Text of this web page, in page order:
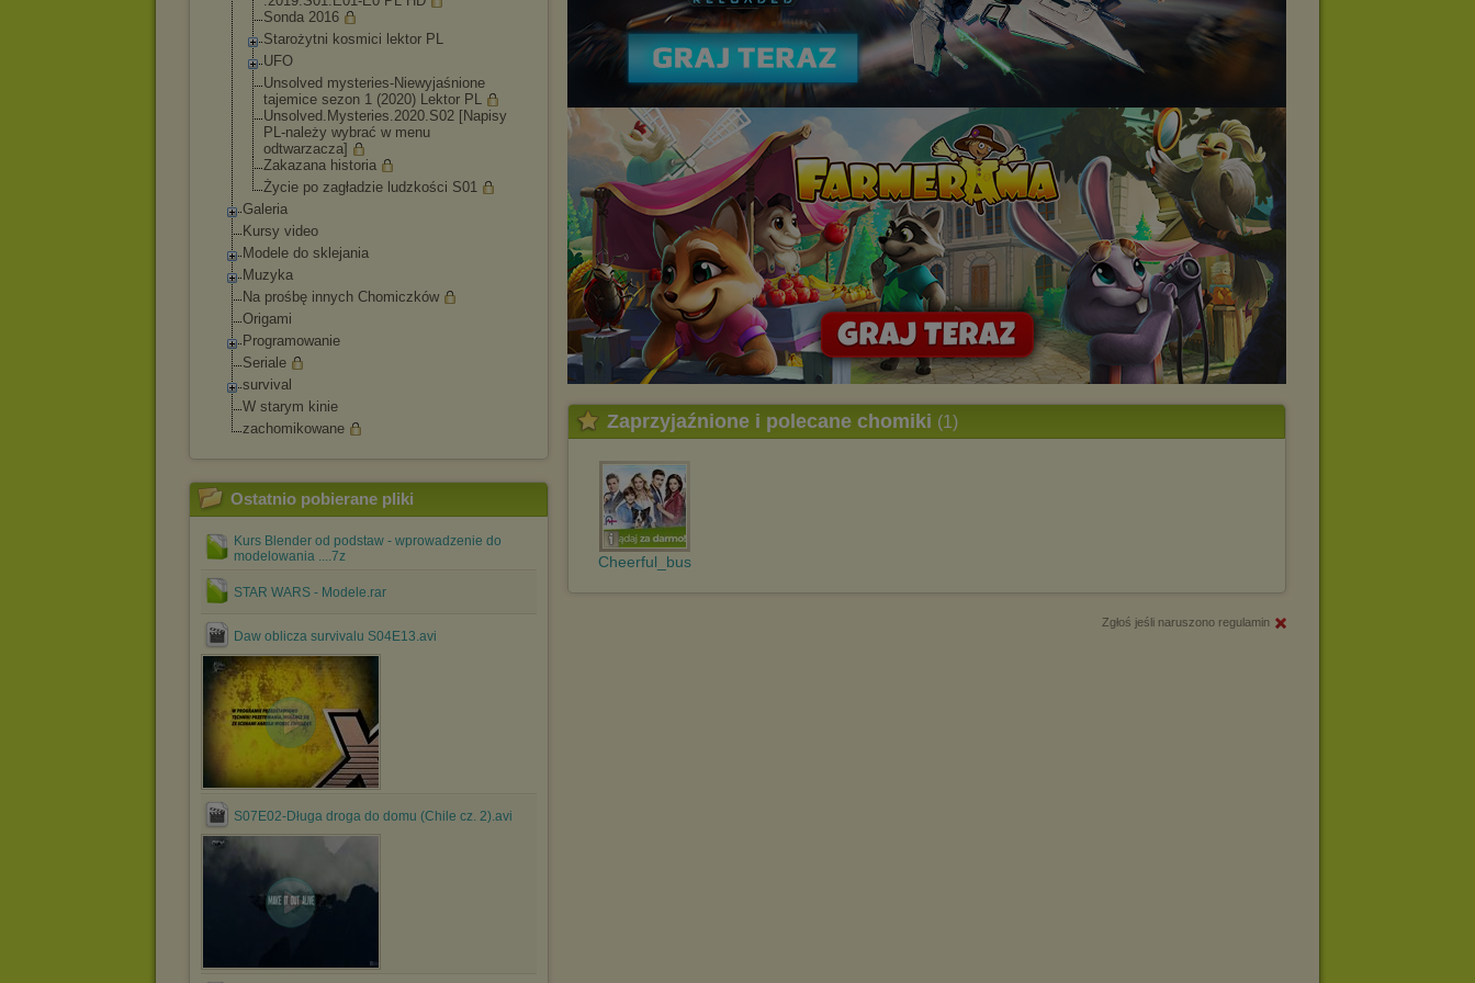
Sonda 2016
Starożytni kosmici lektor PL
UFO
Unsolved mysteries-Niewyjaśnione
tajemice sezon 1 (2020) Lektor PL
Unsolved.Mysteries.2020.S02 [Napisy
PL-należy wybrać w menu
odtwarzacza]
Zakazana historia
Życie po zagładzie ludzkości S01
Galeria
Kursy video
Modele do sklejania
Muzyka
Na prośbę innych Chomiczków
Origami
Programowanie
Seriale
survival
W starym kinie
zachomikowane
Ostatnio pobierane pliki
Kurs Blender od podstaw - wprowadzenie do
modelowania ....7z
STAR WARS - Modele.rar
Daw oblicza survivalu S04E13.avi
S07E02-Długa droga do domu (Chile cz. 2).avi
Zaprzyjaźnione i polecane chomiki (1)
Cheerful_bus
Zgłoś jeśli naruszono regulamin